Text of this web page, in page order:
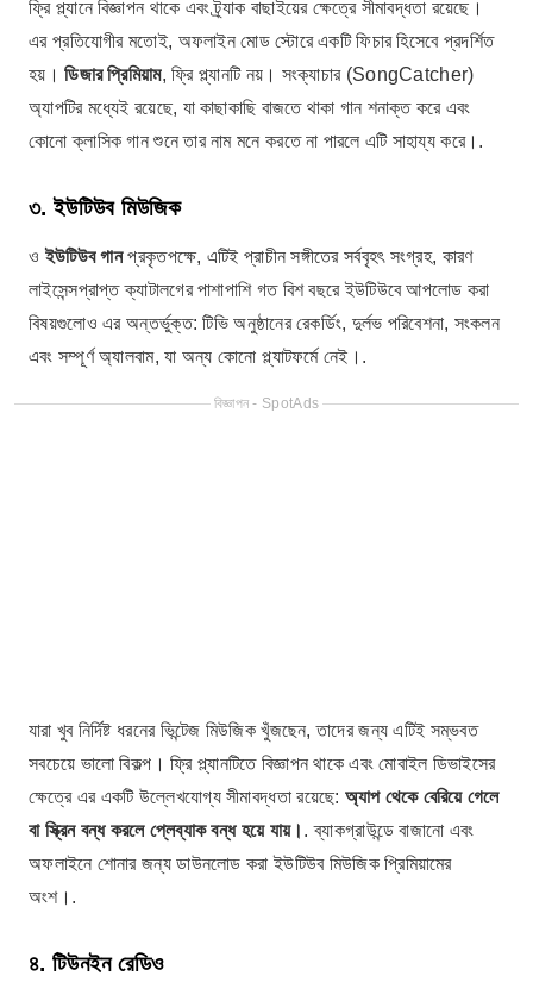
ফ্রি প্ল্যানে বিজ্ঞাপন থাকে এবং ট্র্যাক বাছাইয়ের ক্ষেত্রে সীমাবদ্ধতা রয়েছে।
এর প্রতিযোগীর মতোই, অফলাইন মোড স্টোরে একটি ফিচার হিসেবে প্রদর্শিত
হয়।ডিজার প্রিমিয়াম, ফ্রি প্ল্যানটি নয়। সংক্যাচার (SongCatcher)
অ্যাপটির মধ্যেই রয়েছে, যা কাছাকাছি বাজতে থাকা গান শনাক্ত করে এবং
কোনো ক্লাসিক গান শুনে তার নাম মনে করতে না পারলে এটি সাহায্য করে।.
৩. ইউটিউব মিউজিক
ওইউটিউব গানপ্রকৃতপক্ষে, এটিই প্রাচীন সঙ্গীতের সর্ববৃহৎ সংগ্রহ, কারণ
লাইসেন্সপ্রাপ্ত ক্যাটালগের পাশাপাশি গত বিশ বছরে ইউটিউবে আপলোড করা
বিষয়গুলোও এর অন্তর্ভুক্ত: টিভি অনুষ্ঠানের রেকর্ডিং, দুর্লভ পরিবেশনা, সংকলন
এবং সম্পূর্ণ অ্যালবাম, যা অন্য কোনো প্ল্যাটফর্মে নেই।.
বিজ্ঞাপন - SpotAds
যারা খুব নির্দিষ্ট ধরনের ভিন্টেজ মিউজিক খুঁজছেন, তাদের জন্য এটিই সম্ভবত
সবচেয়ে ভালো বিকল্প। ফ্রি প্ল্যানটিতে বিজ্ঞাপন থাকে এবং মোবাইল ডিভাইসের
ক্ষেত্রে এর একটি উল্লেখযোগ্য সীমাবদ্ধতা রয়েছে: অ্যাপ থেকে বেরিয়ে গেলে
বা স্ক্রিন বন্ধ করলে প্লেব্যাক বন্ধ হয়ে যায়। . ব্যাকগ্রাউন্ডে বাজানো এবং
অফলাইনে শোনার জন্য ডাউনলোড করা ইউটিউব মিউজিক প্রিমিয়ামের
অংশ।.
৪. টিউনইন রেডিও